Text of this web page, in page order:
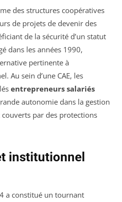
des structures coopératives
de projets de devenir des
de la sécurité d’un statut
dans les années 1990,
pertinente à
Au sein d’une CAE, les
entrepreneurs salariés
autonomie dans la gestion
par des protections
institutionnel
a constitué un tournant